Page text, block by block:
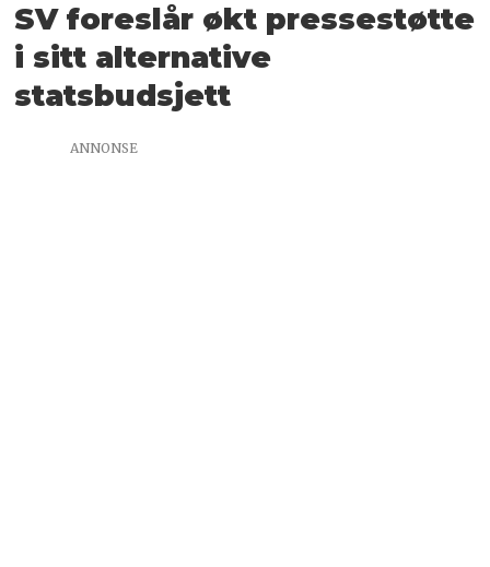
SV foreslår økt pressestøtte
i sitt alternative
statsbudsjett
ANNONSE